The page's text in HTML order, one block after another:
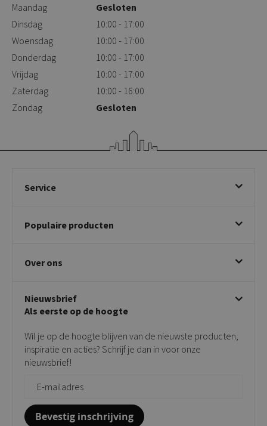
Maandag
Gesloten
Dinsdag
10:00 - 17:00
Woensdag
10:00 - 17:00
Donderdag
10:00 - 17:00
Vrijdag
10:00 - 17:00
Zaterdag
10:00 - 16:00
Zondag
Gesloten
Service
Betalen & annuleren
Klachtafhandeling
Privacy policy
Populaire producten
Draaibare eetkamerstoelen
Taupe stoelen
Tuinstoelen
Bijzettafels
Over ons
Showroom
Contact
Onderhoudsproducten
Vloerbescherming
Giftcards
Nieuwsbrief
Als eerste op de hoogte
Wil je op de hoogte blijven van de nieuwste producten,
inspiratie en acties? Schrijf je dan in voor onze
nieuwsbrief!
Bevestig inschrijving